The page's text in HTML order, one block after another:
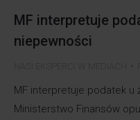
MF interpretuje
niepewności
MF interpretuje podatek u
Ministerstwo Finansów